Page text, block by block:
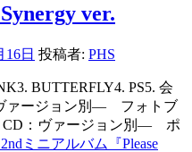
ver.
16日 投稿者: PHS
BUTTERFLY4. PS5. 会
ァージョン別― フォトブ
CD：ヴァージョン別― ポ
ミニアルバム『Please